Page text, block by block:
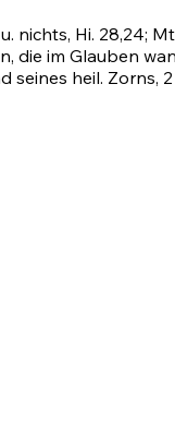
nichts, Hi. 28,24;
die im Glauben
seines heil. Zorns,